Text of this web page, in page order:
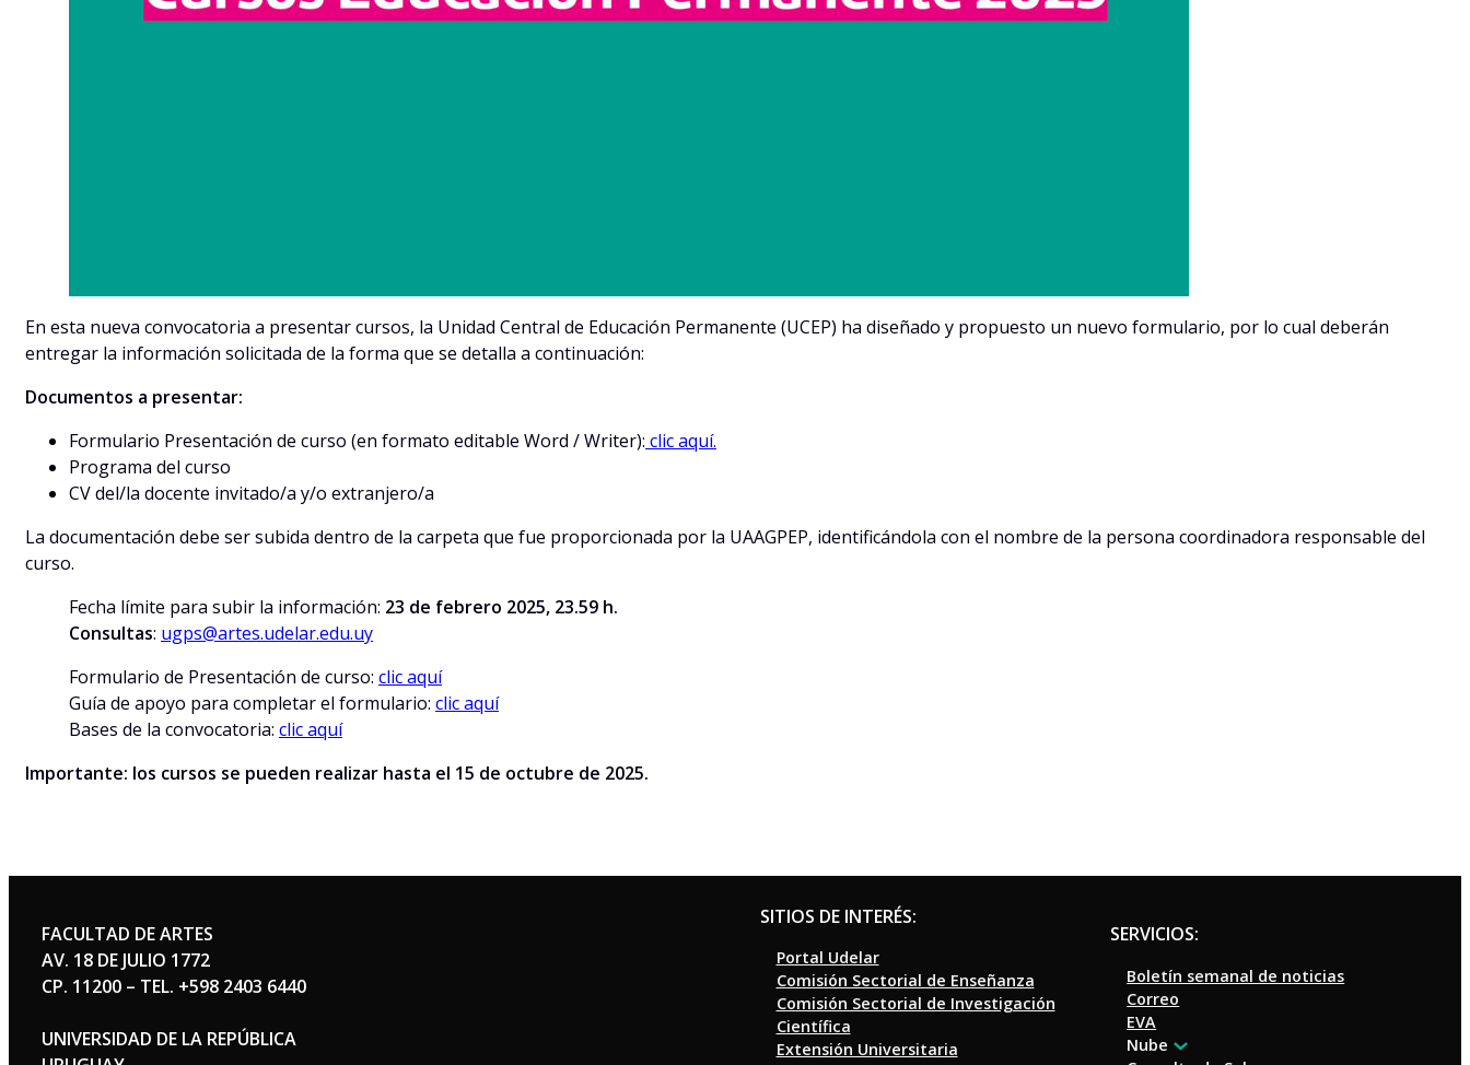
En esta nueva convocatoria a presentar cursos, la Unidad Central de Educación Permanente (UCEP) ha diseñado y propuesto un nuevo formulario, por lo cual deberán
entregar la información solicitada de la forma que se detalla a continuación:
Documentos a presentar:
Formulario Presentación de curso (en formato editable Word / Writer): clic aquí.
Programa del curso
CV del/la docente invitado/a y/o extranjero/a
La documentación debe ser subida dentro de la carpeta que fue proporcionada por la UAAGPEP, identificándola con el nombre de la persona coordinadora responsable del
curso.
Fecha límite para subir la información: 23 de febrero 2025, 23.59 h.
Consultas: ugps@artes.udelar.edu.uy
Formulario de Presentación de curso: clic aquí
Guía de apoyo para completar el formulario: clic aquí
Bases de la convocatoria: clic aquí
Importante: los cursos se pueden realizar hasta el 15 de octubre de 2025.
FACULTAD DE ARTES
AV. 18 DE JULIO 1772
CP. 11200 – TEL. +598 2403 6440
UNIVERSIDAD DE LA REPÚBLICA
SITIOS DE INTERÉS:
Portal Udelar
Comisión Sectorial de Enseñanza
Comisión Sectorial de Investigación
Científica
Extensión Universitaria
SERVICIOS:
Boletín semanal de noticias
Correo
EVA
Nube